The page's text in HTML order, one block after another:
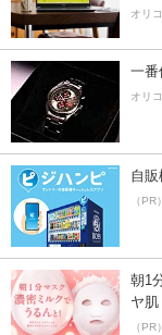
オリ
一
オリ
自
（
朝1
ヤ肌
（